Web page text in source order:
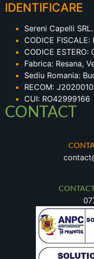
IDENTIFICARE
Sereni Capelli SRL.
CODICE
CODICE
Fabrica: Resana,
Sediu Romania:
RECOM:
CUI: RO42999166
CONTACT